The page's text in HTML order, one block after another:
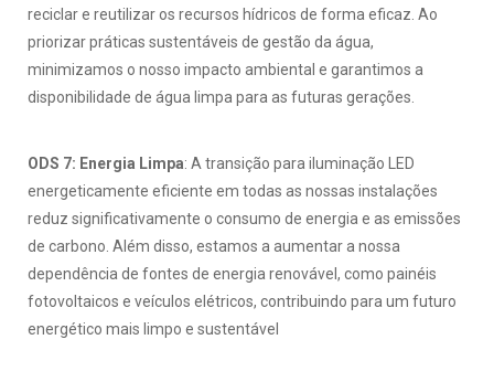
reciclar e reutilizar os recursos hídricos de forma eficaz. Ao
priorizar práticas sustentáveis de gestão da água,
minimizamos o nosso impacto ambiental e garantimos a
disponibilidade de água limpa para as futuras gerações.
ODS 7: Energia Limpa: A transição para iluminação LED
energeticamente eficiente em todas as nossas instalações
reduz significativamente o consumo de energia e as emissões
de carbono. Além disso, estamos a aumentar a nossa
dependência de fontes de energia renovável, como painéis
fotovoltaicos e veículos elétricos, contribuindo para um futuro
energético mais limpo e sustentável